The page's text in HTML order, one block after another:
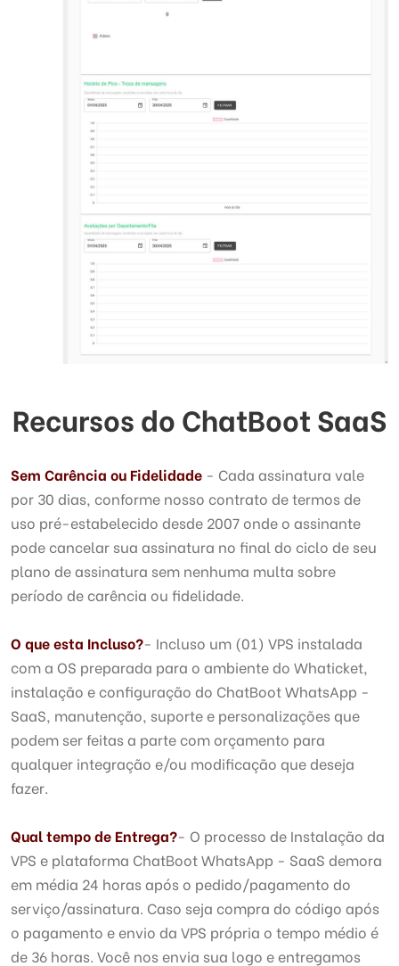
Recursos do ChatBoot SaaS
Sem Carência ou Fidelidade - Cada assinatura vale
por 30 dias, conforme nosso contrato de termos de
uso pré-estabelecido desde 2007 onde o assinante
pode cancelar sua assinatura no final do ciclo de seu
plano de assinatura sem nenhuma multa sobre
período de carência ou fidelidade.
O que esta Incluso?- Incluso um (01) VPS instalada
com a OS preparada para o ambiente do Whaticket,
instalação e configuração do ChatBoot WhatsApp -
SaaS, manutenção, suporte e personalizações que
podem ser feitas a parte com orçamento para
qualquer integração e/ou modificação que deseja
fazer.
Qual tempo de Entrega?- O processo de Instalação da
VPS e plataforma ChatBoot WhatsApp - SaaS demora
em média 24 horas após o pedido/pagamento do
serviço/assinatura. Caso seja compra do código após
o pagamento e envio da VPS própria o tempo médio é
de 36 horas. Você nos envia sua logo e entregamos